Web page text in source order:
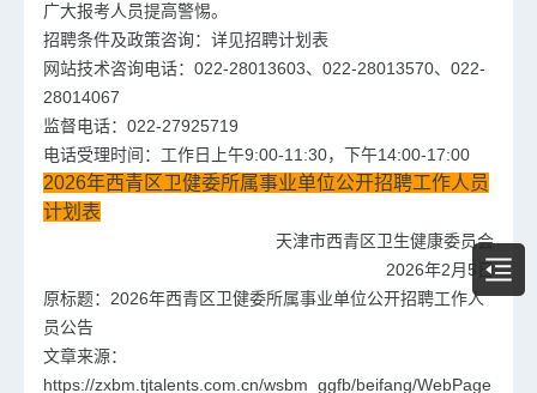
广大报考人员提高警惕。
招聘条件及政策咨询：详见招聘计划表
网站技术咨询电话：022-28013603、022-28013570、022-
28014067
监督电话：022-27925719
电话受理时间：工作日上午9:00-11:30，下午14:00-17:00
2026年西青区卫健委所属事业单位公开招聘工作人员
计划表
天津市西青区卫生健康委员会
2026年2月5日
原标题：2026年西青区卫健委所属事业单位公开招聘工作人
员公告
文章来源：
https://zxbm.tjtalents.com.cn/wsbm_ggfb/beifang/WebPage